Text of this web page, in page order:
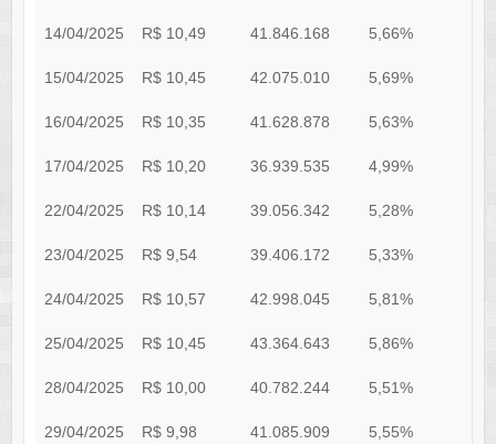
14/04/2025 R$ 10,49 41.846.168 5,66%
15/04/2025 R$ 10,45 42.075.010 5,69%
16/04/2025 R$ 10,35 41.628.878 5,63%
17/04/2025 R$ 10,20 36.939.535 4,99%
22/04/2025 R$ 10,14 39.056.342 5,28%
23/04/2025 R$ 9,54 39.406.172 5,33%
24/04/2025 R$ 10,57 42.998.045 5,81%
25/04/2025 R$ 10,45 43.364.643 5,86%
28/04/2025 R$ 10,00 40.782.244 5,51%
29/04/2025 R$ 9,98 41.085.909 5,55%